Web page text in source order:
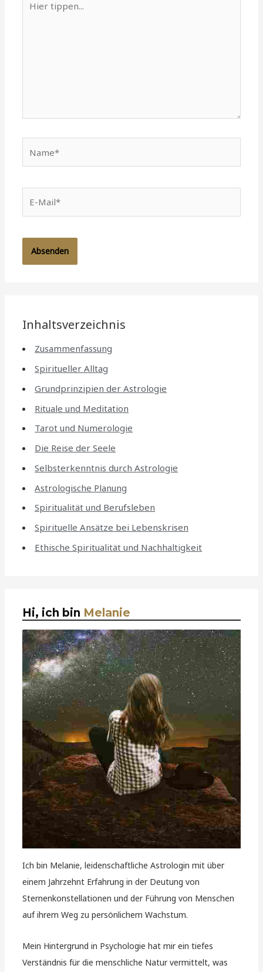
tippen...
Mail*
Inhaltsverzeichnis
Zusammenfassung
Spiritueller Alltag
Grundprinzipien der Astrologie
Rituale und Meditation
Tarot und Numerologie
Die Reise der Seele
Selbsterkenntnis durch Astrologie
Astrologische Planung
Spiritualität und Berufsleben
Spirituelle Ansätze bei Lebenskrisen
Ethische Spiritualität und Nachhaltigkeit
Hi, ich bin Melanie
Ich bin Melanie, leidenschaftliche Astrologin mit über
einem Jahrzehnt Erfahrung in der Deutung von
Sternenkonstellationen und der Führung von Menschen
auf ihrem Weg zu persönlichem Wachstum.
Mein Hintergrund in Psychologie hat mir ein tiefes
Verständnis für die menschliche Natur vermittelt, was